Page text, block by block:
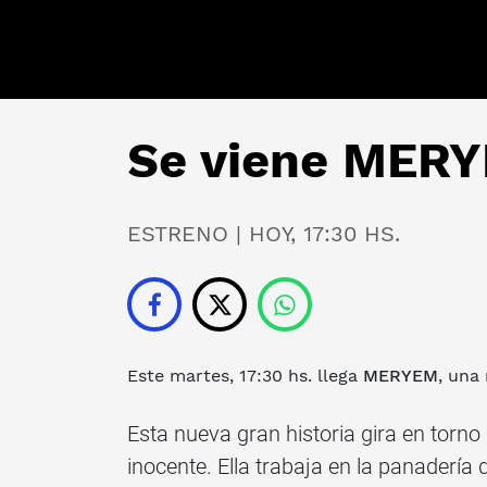
Se viene
ESTRENO | HOY, 17:30 HS.
Este martes, 17:30 hs. llega MERYEM, una
Esta nueva gran historia gira en
inocente. Ella trabaja en la